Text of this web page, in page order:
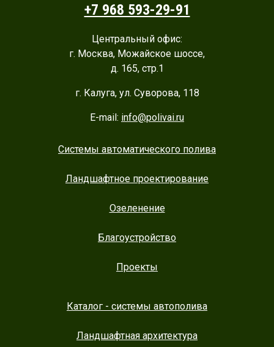
+7 968 593-29-91
Центральный офис:
г. Москва, Можайское шоссе,
д. 165, стр.1
г. Калуга, ул. Суворова, 118
E-mail: info@polivai.ru
Системы автоматического полива
Ландшафтное проектирование
Озеленение
Благоустройство
Проекты
Каталог - системы автополива
Ландшафтная архитектура